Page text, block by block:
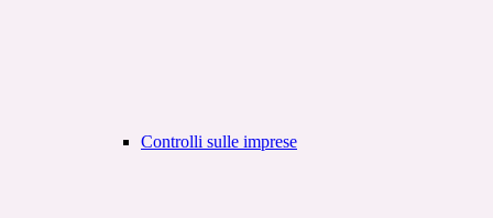
Controlli sulle imprese